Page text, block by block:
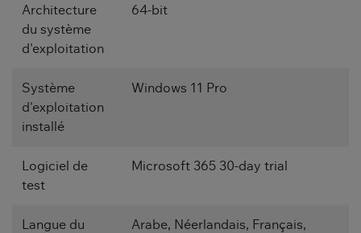
Architecture
du système
d'exploitation
64-bit
Système
d'exploitation
installé
Windows 11 Pro
Logiciel de
test
Microsoft 365 30-day trial
Langue du
Arabe, Néerlandais, Français,